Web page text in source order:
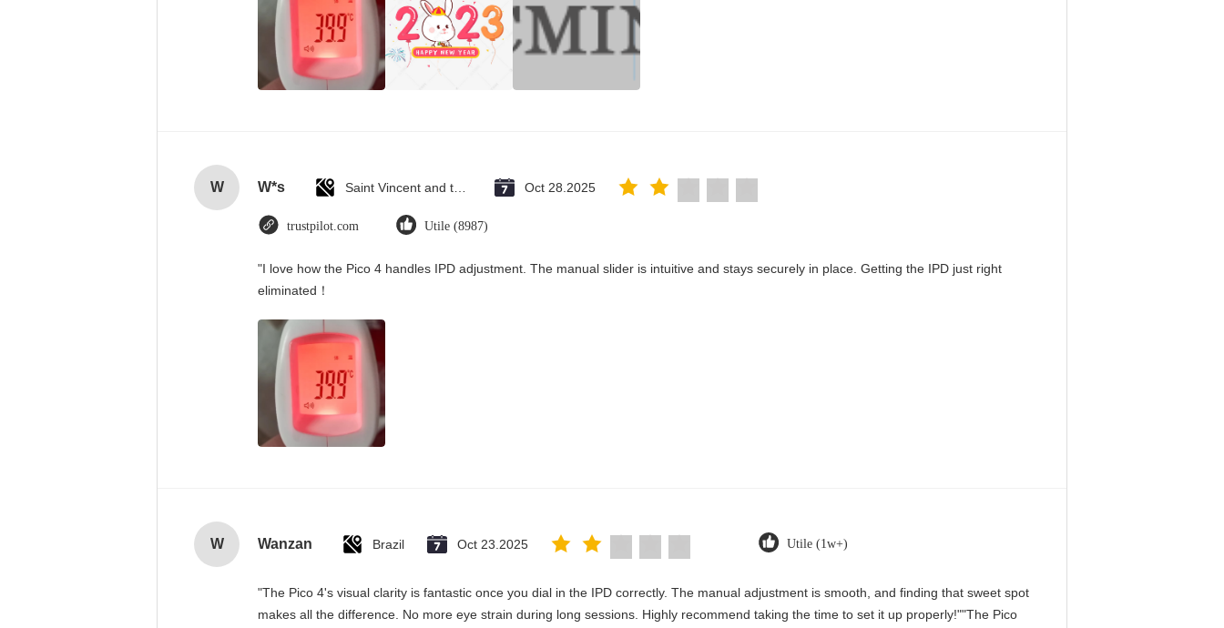
W W*s Oct 28.2025
trustpilot.com Utile (8987)
"I love how the Pico 4 handles IPD adjustment. The manual slider is intuitive and stays securely in place. Getting the IPD just right
eliminated！
W Wanzan Brazil Oct 23.2025 Utile (1w+)
"The Pico 4's visual clarity is fantastic once you dial in the IPD correctly. The manual adjustment is smooth, and finding that sweet spot
makes all the difference. No more eye strain during long sessions. Highly recommend taking the time to set it up properly!""The Pico